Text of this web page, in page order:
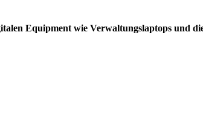
Equipment wie Verwaltungslaptops und